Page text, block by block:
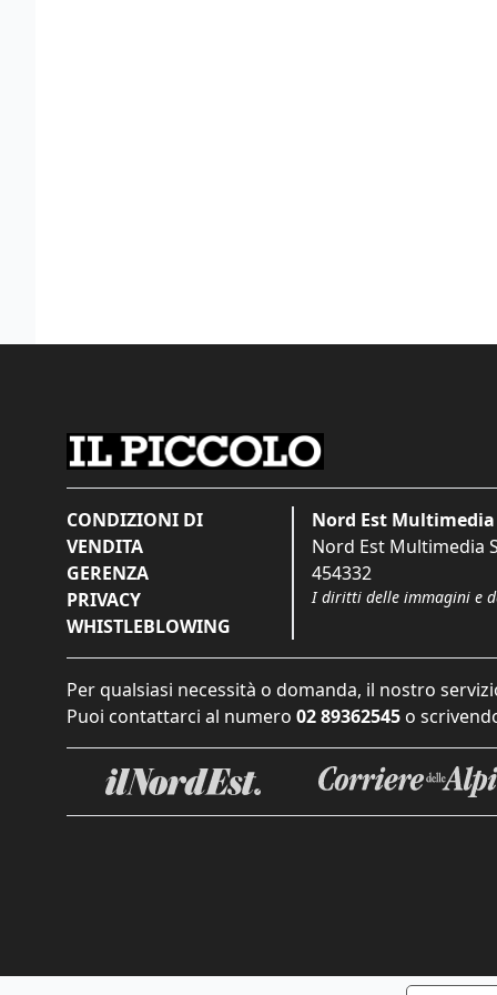
CONDIZIONI DI
VENDITA
GERENZA
PRIVACY
WHISTLEBLOWING
Nord Est Multimedia
Nord Est Multimedia
454332
I diritti delle immagini e
Per qualsiasi necessità o domanda, il nostro
Puoi contattarci al numero 02 89362545 o